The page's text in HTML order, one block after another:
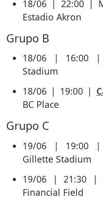
18/06 | 22:00 |
Estadio Akron
Grupo B
18/06 | 16:00 |
Stadium
18/06 | 19:00 |
BC Place
Grupo C
19/06 | 19:00 |
Gillette Stadium
19/06 | 21:30 |
Financial Field